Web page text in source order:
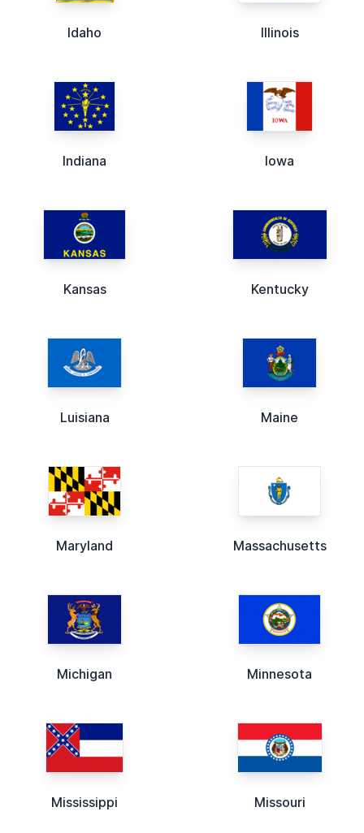
Idaho Illinois
Indiana Iowa
Kansas Kentucky
Luisiana Maine
Maryland Massachusetts
Michigan Minnesota
Mississippi Missouri